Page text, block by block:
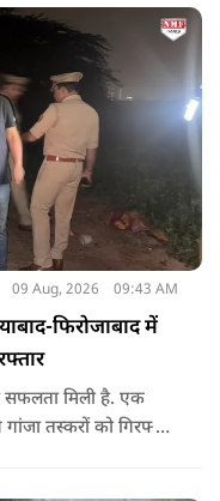
09 Aug, 2026 09:43 AM
फिरोजाबाद में
सफलता मिली है. एक
तस्करों को गिरफ्तार